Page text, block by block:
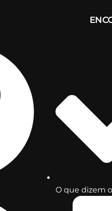
O que dizem